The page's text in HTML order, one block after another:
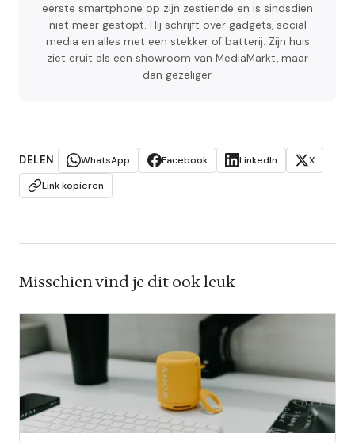
eerste smartphone op zijn zestiende en is sindsdien
niet meer gestopt. Hij schrijft over gadgets, social
media en alles met een stekker of batterij. Zijn huis
ziet eruit als een showroom van MediaMarkt, maar
dan gezeliger.
DELEN WhatsApp Facebook LinkedIn
X
Link kopieren
Misschien vind je dit ook leuk